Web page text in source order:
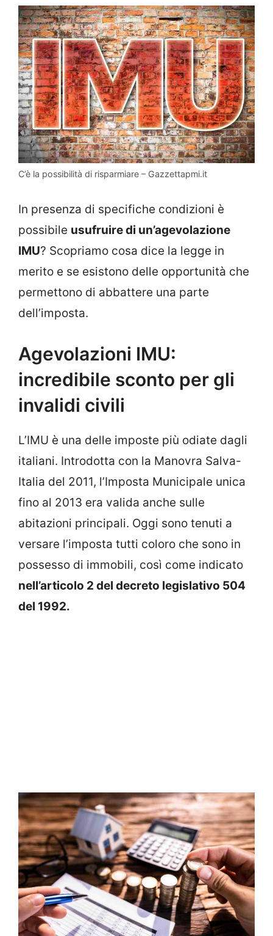
C’è la possibilità di risparmiare – Gazzettapmi.it
In presenza di specifiche condizioni è
possibile usufruire di un’agevolazione
IMU? Scopriamo cosa dice la legge in
merito e se esistono delle opportunità che
permettono di abbattere una parte
dell’imposta.
Agevolazioni IMU:
incredibile sconto per gli
invalidi civili
L’IMU è una delle imposte più odiate dagli
italiani. Introdotta con la Manovra Salva-
Italia del 2011, l’Imposta Municipale unica
fino al 2013 era valida anche sulle
abitazioni principali. Oggi sono tenuti a
versare l’imposta tutti coloro che sono in
possesso di immobili, così come indicato
nell’articolo 2 del decreto legislativo 504
del 1992.